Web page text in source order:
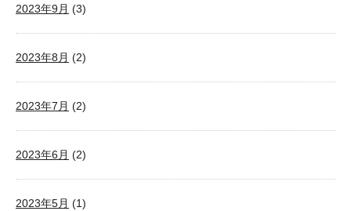
2023年9月 (3)
2023年8月 (2)
2023年7月 (2)
2023年6月 (2)
2023年5月 (1)